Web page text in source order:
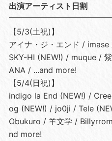
出演アーティスト⽇割
【5/3(⼟祝)】
アイナ・ジ・エンド /
SKY-HI (NEW!) / muque /
ANA / ...and more!
【5/4(⽇祝)】
indigo la End (NEW!) /
og (NEW!) / jo0ji / Tele
Obukuro / ⽺⽂学 /
nd more!